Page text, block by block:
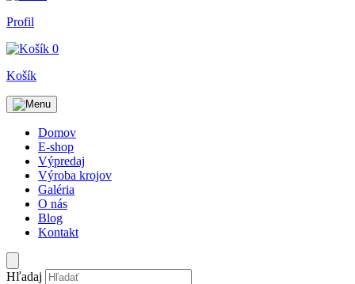
Profil
0
Košík
Domov
E-shop
Výpredaj
Výroba krojov
Galéria
O nás
Blog
Kontakt
Hľadaj